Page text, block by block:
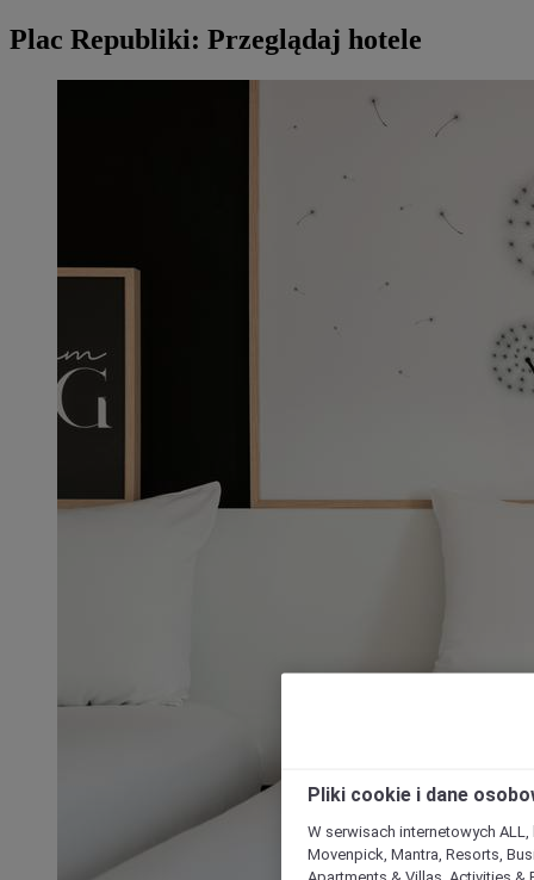
Plac Republiki: Przeglądaj hotele
Pliki cookie i dane
W serwisach internetowych
Movenpick, Mantra, Resorts,
Apartments & Villas, Activities &